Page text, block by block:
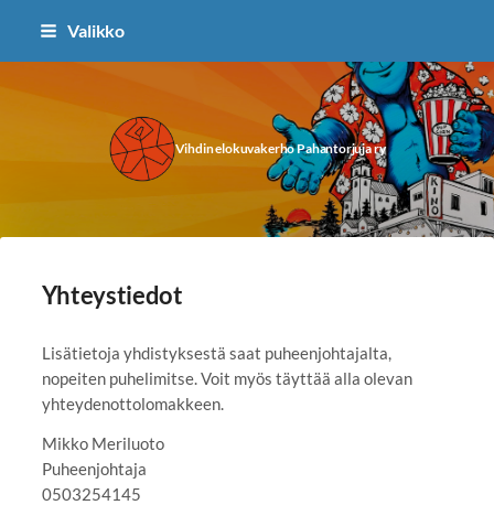
Siirry
Valikko
Vihdin elokuvakerho Pahantorjuja ry
Yhteystiedot
Lisätietoja yhdistyksestä saat puheenjohtajalta,
nopeiten puhelimitse. Voit myös täyttää alla olevan
yhteydenottolomakkeen.
Mikko Meriluoto
Puheenjohtaja
0503254145